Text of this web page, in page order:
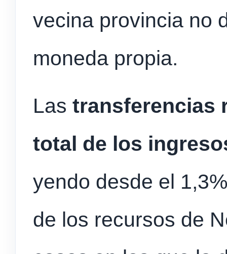
vecina provincia no
moneda propia.
Las transferencias
total de los
yendo desde el
de los recursos de